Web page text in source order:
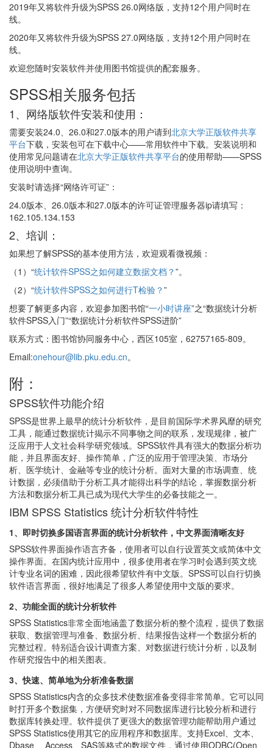
2019年又将软件升级为SPSS 26.0网络版，支持12个用户同时在
线。
2020年又将软件升级为SPSS 27.0网络版，支持12个用户同时在
线。
欢迎您随时安装软件并使用图书馆提供的配套服务。
SPSS相关服务包括
1、网络版软件安装和使用：
需要安装24.0、26.0和27.0版本的用户请到北京大学正版软件共享
平台下载，安装包可在下载中心——常用软件中下载。安装说明和
使用常见问题请在北京大学正版软件共享平台的使用帮助——SPSS
使用说明中查询。
安装时请选择“网络许可证”：
24.0版本、26.0版本和27.0版本的许可证管理服务器ip请填写：
162.105.134.153
2、培训：
如果想了解SPSS的基本使用方法，欢迎观看微视频：
（1）“统计软件SPSS之如何建立数据文档？”。
（2）“统计软件SPSS之如何进行T检验？”
想要了解更多内容，欢迎参加图书馆“一小时讲座”之“数据统计分析
软件SPSS入门”“数据统计分析软件SPSS进阶”
联系方式：图书馆协同服务中心，西区105室，62757165-809。
Email:onehour@lib.pku.edu.cn。
附：
SPSS软件功能介绍
SPSS是世界上最早的统计分析软件，是目前国际学术界风靡的研究
工具，能通过数据统计揭示不同事物之间的联系，发现规律，被广
泛应用于人文社会科学研究领域。SPSS软件具有强大的数据分析功
能，并且界面友好、操作简单，广泛的应用于管理决策、市场分
析、医学统计、金融等专业的统计分析。面对大量的市场调查、统
计数据，必须借助于分析工具才能得出科学的结论，掌握数据分析
方法和数据分析工具已成为现代大学生的必备技能之一。
IBM SPSS Statistics 统计分析软件特性
1、即时切换多国语言界面的统计分析软件，中文界面清晰友好
SPSS软件界面操作语言齐备，使用者可以自行设置英文或简体中文
操作界面。在国内统计应用中，很多使用者在学习时会遇到英文统
计专业名词的困难，因此很希望软件有中文版。SPSS可以自行切换
软件语言界面，很好地满足了很多人希望使用中文版的要求。
2、功能全面的统计分析软件
SPSS Statistics非常全面地涵盖了数据分析的整个流程，提供了数据
获取、数据管理与准备、数据分析、结果报告这样一个数据分析的
完整过程。特别适合设计调查方案、对数据进行统计分析，以及制
作研究报告中的相关图表。
3、快速、简单地为分析准备数据
SPSS Statistics内含的众多技术使数据准备变得非常简单。它可以同
时打开多个数据集，方便研究时对不同数据库进行比较分析和进行
数据库转换处理。软件提供了更强大的数据管理功能帮助用户通过
SPSS Statistics使用其它的应用程序和数据库。支持Excel、文本、
Dbase 、Access、SAS等格式的数据文件，通过使用ODBC(Open